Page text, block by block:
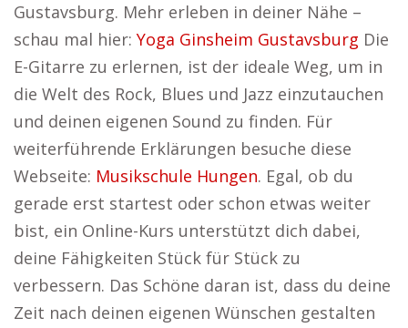
Gustavsburg. Mehr erleben in deiner Nähe –
schau mal hier: Yoga Ginsheim Gustavsburg Die
E-Gitarre zu erlernen, ist der ideale Weg, um in
die Welt des Rock, Blues und Jazz einzutauchen
und deinen eigenen Sound zu finden. Für
weiterführende Erklärungen besuche diese
Webseite: Musikschule Hungen. Egal, ob du
gerade erst startest oder schon etwas weiter
bist, ein Online-Kurs unterstützt dich dabei,
deine Fähigkeiten Stück für Stück zu
verbessern. Das Schöne daran ist, dass du deine
Zeit nach deinen eigenen Wünschen gestalten